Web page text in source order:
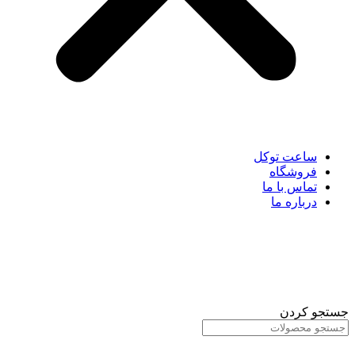
ساعت توکل
فروشگاه
تماس با ما
درباره ما
جستجو کردن